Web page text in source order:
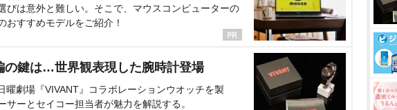
びは意外と難しい。そこで、マウスコンピューターの
おすすめモデルをご紹介！
の鍵は…世界観表現した腕時計登場
曜劇場『VIVANT』コラボレーションウオッチを製
サーとセイコー担当者が魅力を解説する。